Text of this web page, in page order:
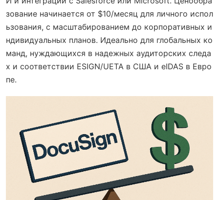
зование начинается от $10/месяц для личного испол
ьзования, с масштабированием до корпоративных и
ндивидуальных планов. Идеально для глобальных ко
манд, нуждающихся в надежных аудиторских следа
х и соответствии ESIGN/UETA в США и eIDAS в Евро
пе.